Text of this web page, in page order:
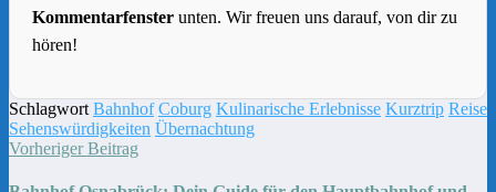
Kommentarfenster unten. Wir freuen uns darauf, von dir zu
hören!
Schlagwort Bahnhof Coburg Kulinarische Erlebnisse Kurztrip Reise
Sehenswürdigkeiten Übernachtung
Vorheriger Beitrag